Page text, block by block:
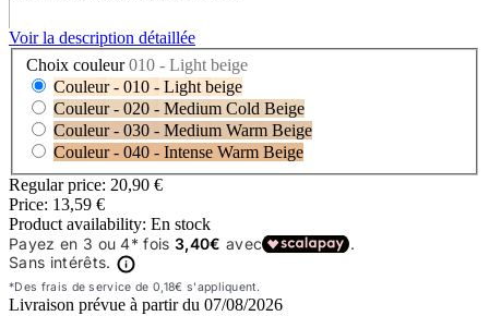
Voir la description détaillée
Choix couleur010 - Light beige
Couleur - 010 - Light beige
Couleur - 020 - Medium Cold Beige
Couleur - 030 - Medium Warm Beige
Couleur - 040 - Intense Warm Beige
Regular price: 20,90 €
Price: 13,59 €
Product availability: En stock
Livraison prévue à partir du 07/08/2026